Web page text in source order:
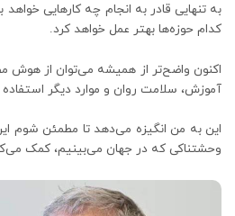
به تنهایی قادر به انجام چه کارهایی
کدام حوزه‌ها بهتر عمل خواهد کرد.
اکنون واضح‌تر از همیشه می‌توان از هوش
آموزش، سلامت روان و موارد دیگر استفاده
این به من انگیزه می‌دهد تا مطمئن شوم
وحشتناکی که در جهان می‌بینیم، کمک